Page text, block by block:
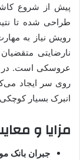
پیش از شروع
طراحی شده تا
رویش نیاز به
نارضایتی
عروسکی است. در
روی سر ایجاد
انبرک بسیار
مزایا و
جبران بانک